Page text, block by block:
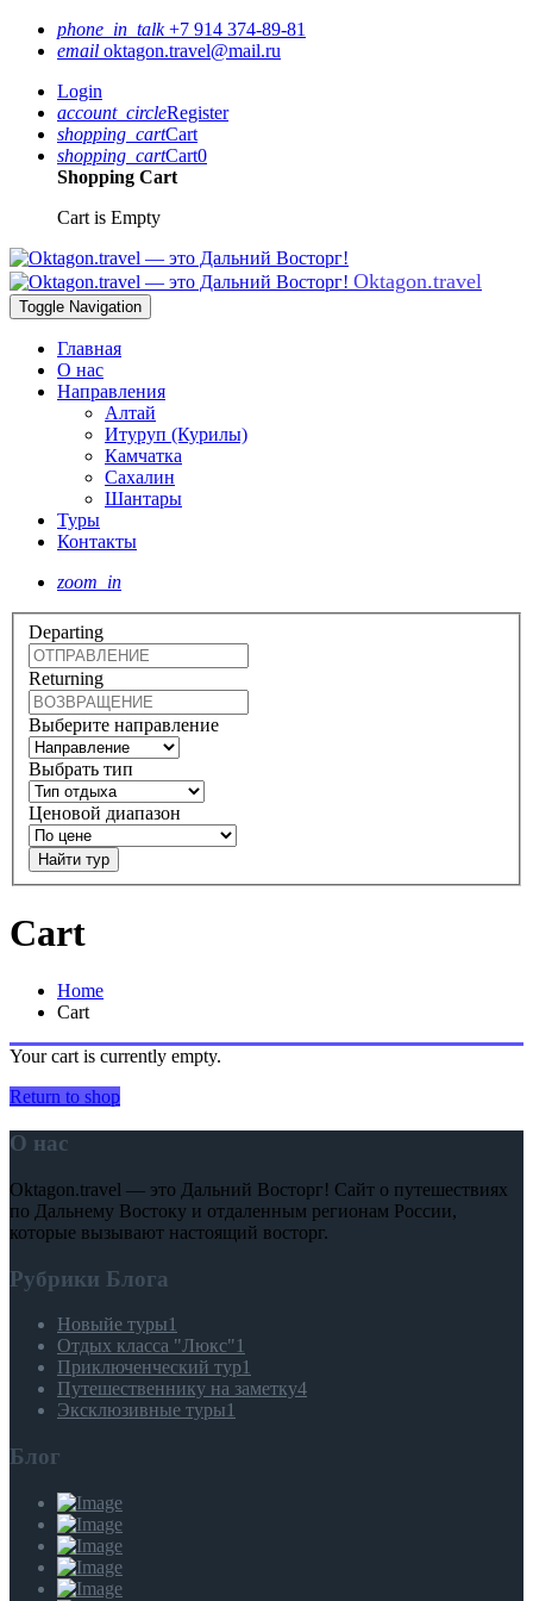
phone_in_talk +7 914 374-89-81
email oktagon.travel@mail.ru
Login
account_circleRegister
shopping_cartCart
shopping_cartCart0
Shopping Cart
Cart is Empty
Oktagon.travel
Toggle Navigation
Главная
О нас
Направления
Алтай
Итуруп (Курилы)
Камчатка
Сахалин
Шантары
Туры
Контакты
zoom_in
Departing
Returning
Выберите направление
Выбрать тип
Ценовой диапазон
Найти тур
Cart
Home
Cart
Your cart is currently empty.
Return to shop
О нас
Oktagon.travel — это Дальний Восторг! Сайт о путешествиях
по Дальнему Востоку и отдаленным регионам России,
которые вызывают настоящий восторг.
Рубрики Блога
Новыйе туры1
Отдых класса "Люкс"1
Приключенческий тур1
Путешественнику на заметку4
Эксклюзивные туры1
Блог